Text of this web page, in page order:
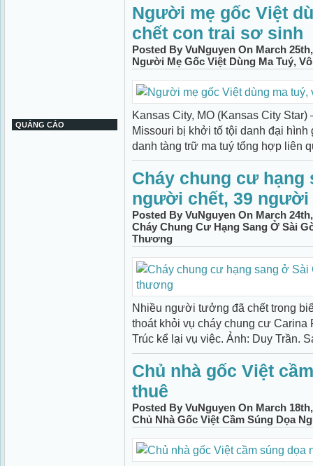
QUẢNG CÁO
Người mẹ gốc Việt
chết con trai sơ sinh
Posted By VuNguyen On March
Người Mẹ Gốc Việt Dùng Ma Tuý,
Kansas City, MO (Kansas City
Missouri bị khởi tố tội danh đại hình
danh tàng trữ ma tuý tổng hợp liên
Cháy chung cư hạng
người chết, 39
Posted By VuNguyen On March
Cháy Chung Cư Hạng Sang Ở Sài
Thương
Nhiều người tưởng đã chết trong
thoát khỏi vụ cháy chung cư
Trúc kể lại vụ việc. Ảnh: Duy Trần.
Chủ nhà gốc Việt
thuê
Posted By VuNguyen On March
Chủ Nhà Gốc Việt Cầm Súng Dọa